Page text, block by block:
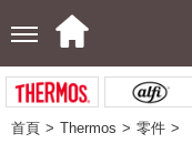
首頁 Thermos 零件